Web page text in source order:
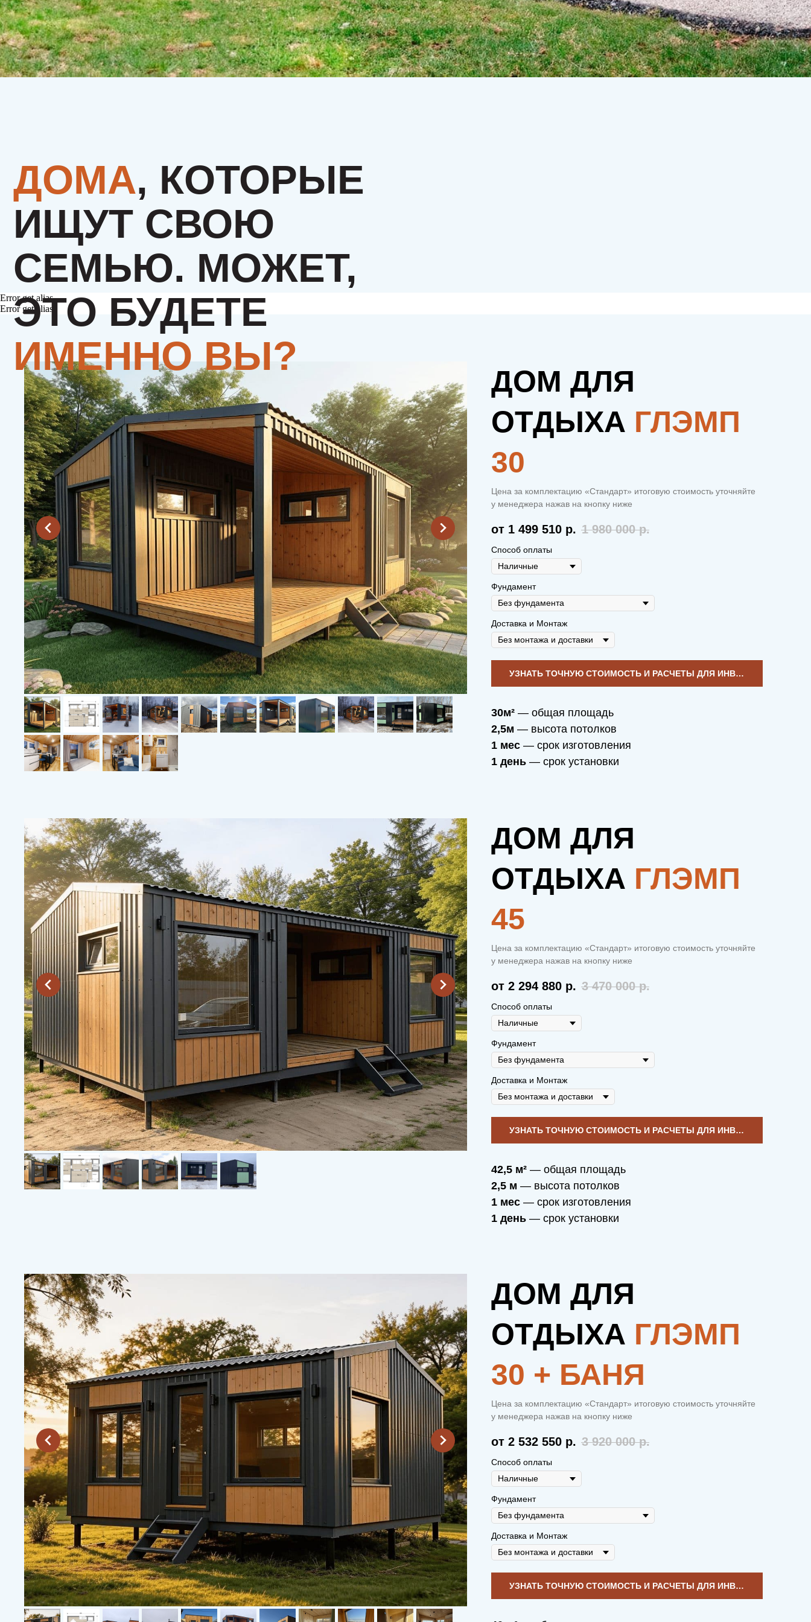
СЕМЬЮ. МОЖЕТ,
ЭТО БУДЕТЕ
ИМЕННО ВЫ?
Error get alias
Error get alias
ДОМ ДЛЯ
ОТДЫХА ГЛЭМП
30
Цена за комплектацию «Стандарт» итоговую стоимость уточняйте
у менеджера нажав на кнопку ниже
от 1 499 510 р. 1 980 000 р.
Способ оплаты
Фундамент
Доставка и Монтаж
УЗНАТЬ ТОЧНУЮ СТОИМОСТЬ И РАСЧЕТЫ ДЛЯ ИНВЕСТИЦИЙ
30м² — общая площадь
2,5м — высота потолков
1 мес — срок изготовления
1 день — срок установки
ДОМ ДЛЯ
ОТДЫХА ГЛЭМП
45
Цена за комплектацию «Стандарт» итоговую стоимость уточняйте
у менеджера нажав на кнопку ниже
от 2 294 880 р. 3 470 000 р.
Способ оплаты
Фундамент
Доставка и Монтаж
УЗНАТЬ ТОЧНУЮ СТОИМОСТЬ И РАСЧЕТЫ ДЛЯ ИНВЕСТИЦИЙ
42,5 м² — общая площадь
2,5 м — высота потолков
1 мес — срок изготовления
1 день — срок установки
ДОМ ДЛЯ
ОТДЫХА ГЛЭМП
30 + БАНЯ
Цена за комплектацию «Стандарт» итоговую стоимость уточняйте
у менеджера нажав на кнопку ниже
от 2 532 550 р. 3 920 000 р.
Способ оплаты
Фундамент
Доставка и Монтаж
УЗНАТЬ ТОЧНУЮ СТОИМОСТЬ И РАСЧЕТЫ ДЛЯ ИНВЕСТИЦИЙ